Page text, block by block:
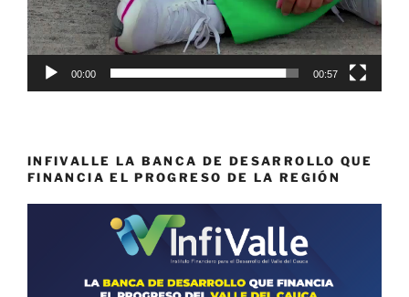
00:00 00:57
INFIVALLE LA BANCA DE DESARROLLO QUE
FINANCIA EL PROGRESO DE LA REGIÓN